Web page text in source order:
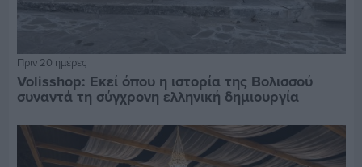
Πριν 20 ημέρες
Volisshop: Εκεί όπου η ιστορία της Βολισσού
συναντά τη σύγχρονη ελληνική δημιουργία